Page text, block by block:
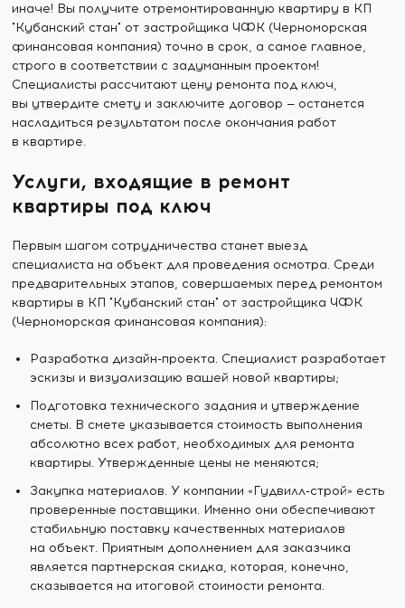
иначе! Вы получите отремонтированную квартиру в КП
"Кубанский стан" от застройщика ЧФК (Черноморская
финансовая компания) точно в срок, а самое главное,
строго в соответствии с задуманным проектом!
Специалисты рассчитают цену ремонта под ключ,
вы утвердите смету и заключите договор — останется
насладиться результатом после окончания работ
в квартире.
Услуги, входящие в ремонт
квартиры под ключ
Первым шагом сотрудничества станет выезд
специалиста на объект для проведения осмотра. Среди
предварительных этапов, совершаемых перед ремонтом
квартиры в КП "Кубанский стан" от застройщика ЧФК
(Черноморская финансовая компания):
Разработка дизайн-проекта. Специалист разработает
эскизы и визуализацию вашей новой квартиры;
Подготовка технического задания и утверждение
сметы. В смете указывается стоимость выполнения
абсолютно всех работ, необходимых для ремонта
квартиры. Утвержденные цены не меняются;
Закупка материалов. У компании «Гудвилл-строй» есть
проверенные поставщики. Именно они обеспечивают
стабильную поставку качественных материалов
на объект. Приятным дополнением для заказчика
является партнерская скидка, которая, конечно,
сказывается на итоговой стоимости ремонта.